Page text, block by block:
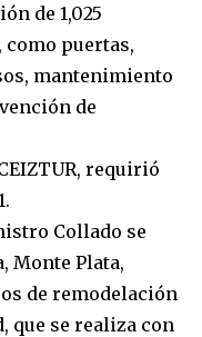
de 1,025
puertas,
mantenimiento
de
requirió
Collado se
Monte Plata,
de remodelación
que se realiza con